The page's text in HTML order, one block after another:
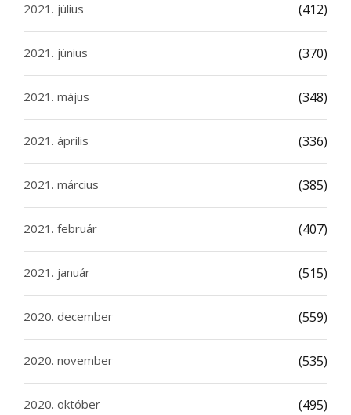
2021. július (412)
2021. június (370)
2021. május (348)
2021. április (336)
2021. március (385)
2021. február (407)
2021. január (515)
2020. december (559)
2020. november (535)
2020. október (495)